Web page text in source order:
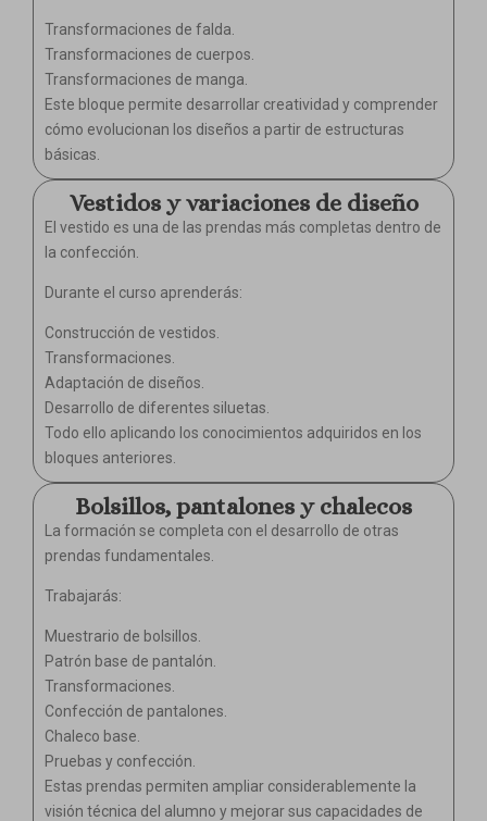
Transformaciones de falda.
Transformaciones de cuerpos.
Transformaciones de manga.
Este bloque permite desarrollar creatividad y comprender
cómo evolucionan los diseños a partir de estructuras
básicas.
Vestidos y variaciones de diseño
El vestido es una de las prendas más completas dentro de
la confección.
Durante el curso aprenderás:
Construcción de vestidos.
Transformaciones.
Adaptación de diseños.
Desarrollo de diferentes siluetas.
Todo ello aplicando los conocimientos adquiridos en los
bloques anteriores.
Bolsillos, pantalones y chalecos
La formación se completa con el desarrollo de otras
prendas fundamentales.
Trabajarás:
Muestrario de bolsillos.
Patrón base de pantalón.
Transformaciones.
Confección de pantalones.
Chaleco base.
Pruebas y confección.
Estas prendas permiten ampliar considerablemente la
visión técnica del alumno y mejorar sus capacidades de